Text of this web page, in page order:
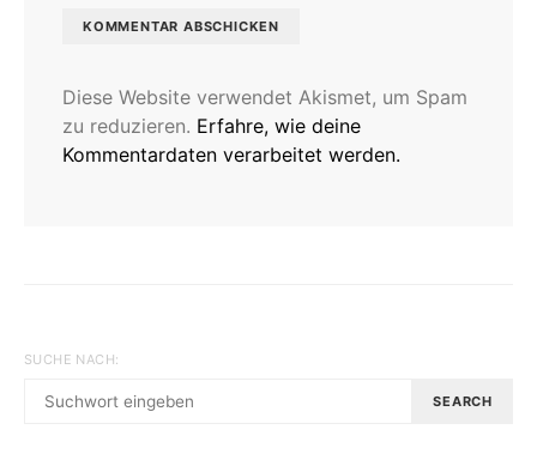
Diese Website verwendet Akismet, um Spam
zu reduzieren. Erfahre, wie deine
Kommentardaten verarbeitet werden.
SUCHE NACH:
SEARCH